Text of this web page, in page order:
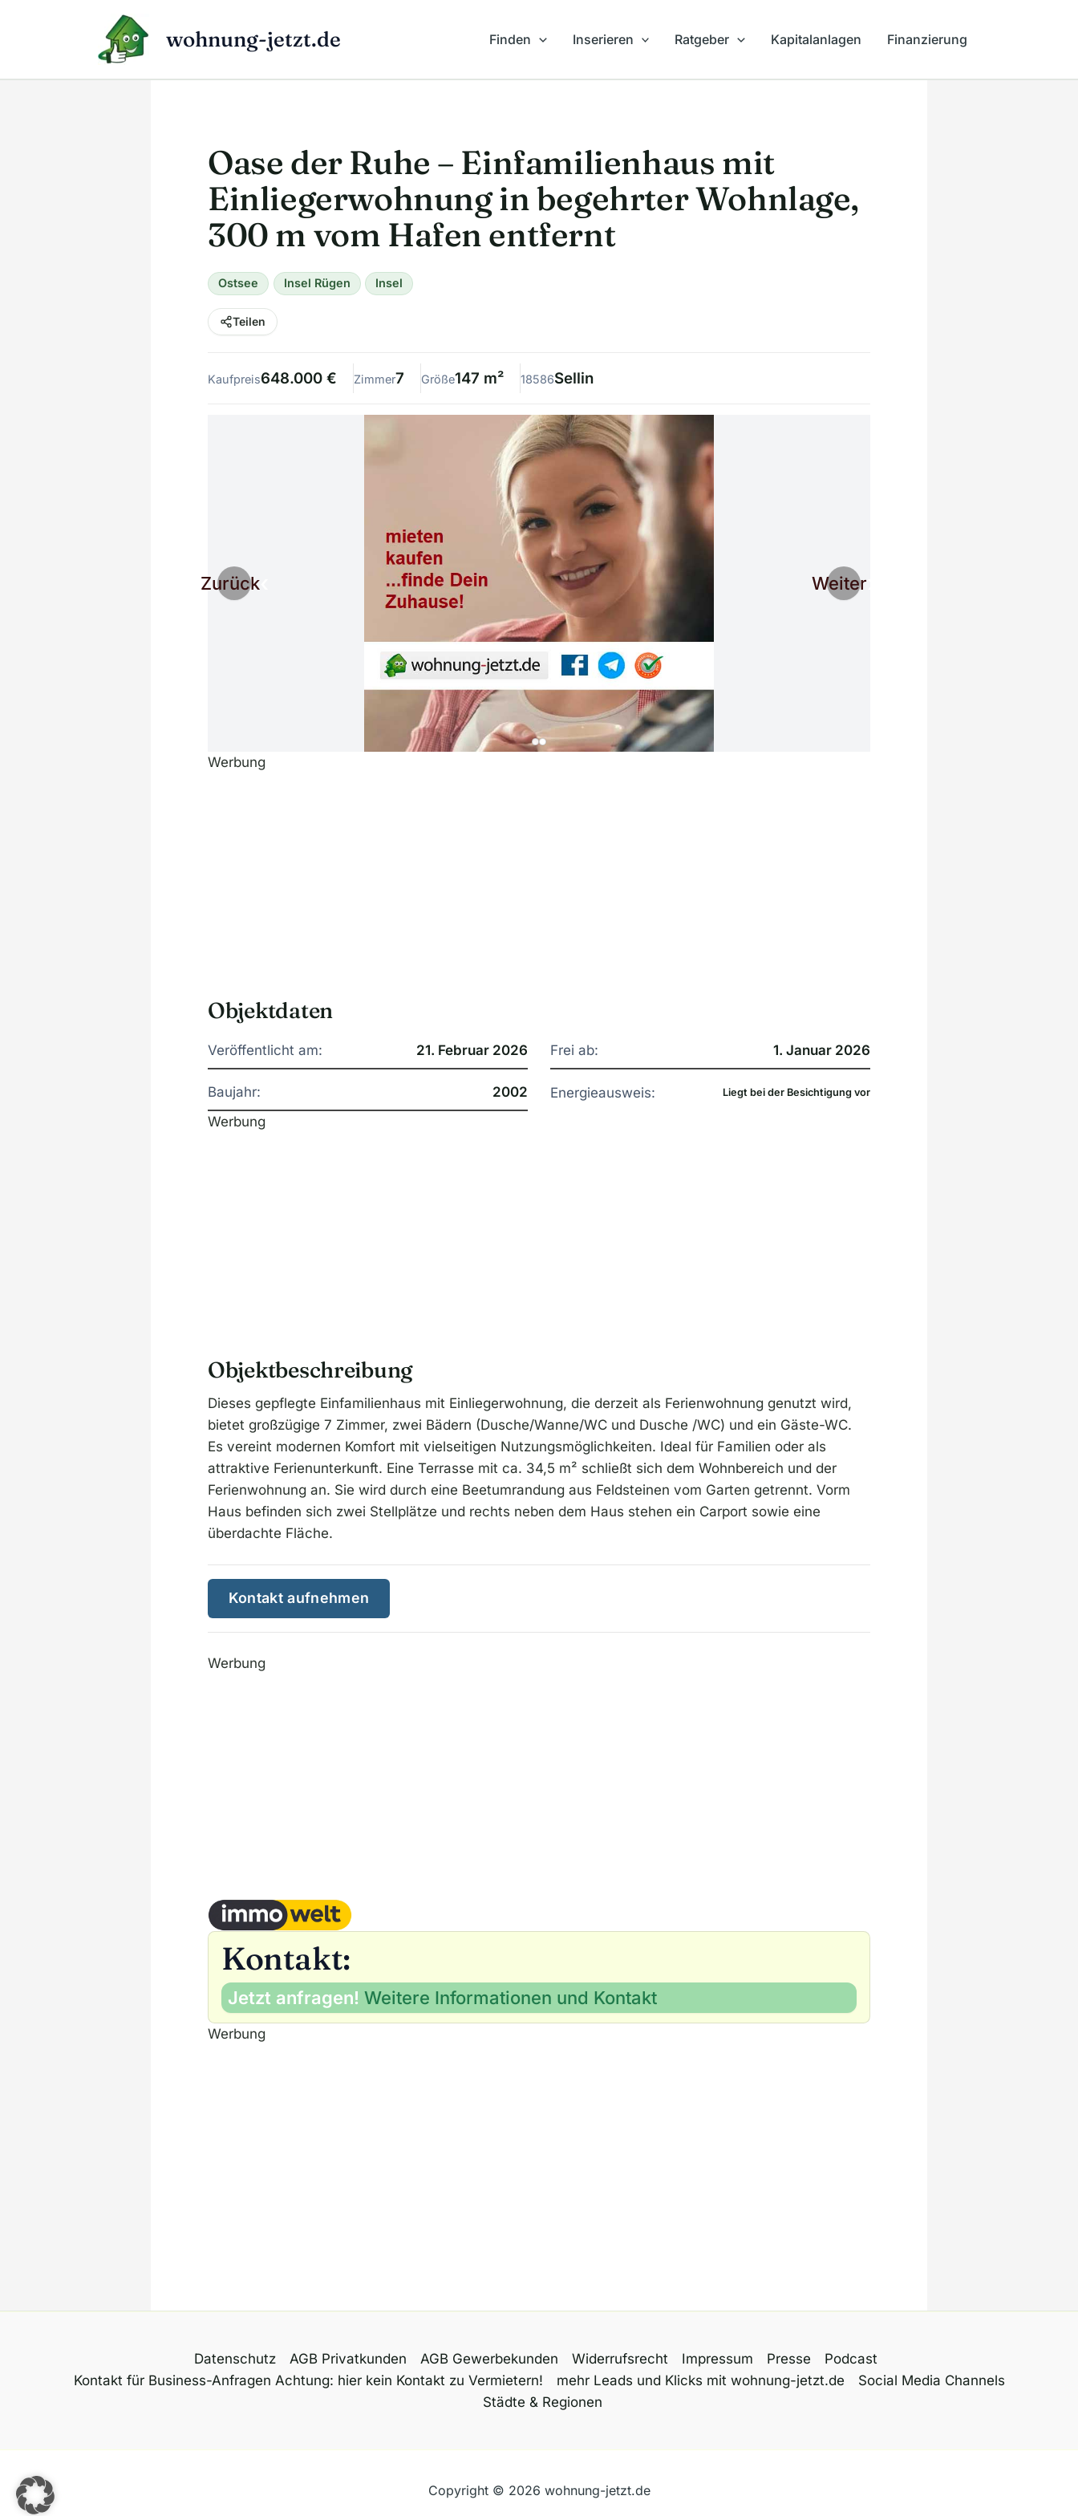
wohnung-jetzt.de Finden Inserieren Ratgeber Kapitalanlagen Finanzierung
Oase der Ruhe – Einfamilienhaus mit
Einliegerwohnung in begehrter Wohnlage,
300 m vom Hafen entfernt
Ostsee Insel Rügen Insel
Teilen
Kaufpreis648.000 € Zimmer7 Größe147 m² 18586Sellin
Zurück Weiter
Werbung
Objektdaten
Veröffentlicht am: 21. Februar 2026 Frei ab: 1. Januar 2026
Baujahr: 2002 Energieausweis: Liegt bei der Besichtigung vor
Werbung
Objektbeschreibung
Dieses gepflegte Einfamilienhaus mit Einliegerwohnung, die derzeit als Ferienwohnung genutzt wird,
bietet großzügige 7 Zimmer, zwei Bädern (Dusche/Wanne/WC und Dusche /WC) und ein Gäste-WC.
Es vereint modernen Komfort mit vielseitigen Nutzungsmöglichkeiten. Ideal für Familien oder als
attraktive Ferienunterkunft. Eine Terrasse mit ca. 34,5 m² schließt sich dem Wohnbereich und der
Ferienwohnung an. Sie wird durch eine Beetumrandung aus Feldsteinen vom Garten getrennt. Vorm
Haus befinden sich zwei Stellplätze und rechts neben dem Haus stehen ein Carport sowie eine
überdachte Fläche.
Kontakt aufnehmen
Werbung
Kontakt:
Jetzt anfragen! Weitere Informationen und Kontakt
Werbung
Datenschutz AGB Privatkunden AGB Gewerbekunden Widerrufsrecht Impressum Presse
Podcast
Kontakt für Business-Anfragen Achtung: hier kein Kontakt zu Vermietern!
mehr Leads und Klicks mit wohnung-jetzt.de
Social Media Channels
Städte & Regionen
Copyright © 2026 wohnung-jetzt.de